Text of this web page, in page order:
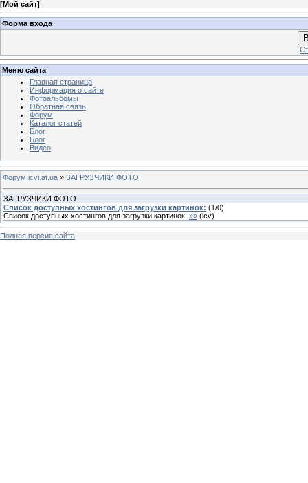
[Мой сайт]
Форма входа
Меню сайта
Главная страница
Информация о сайте
Фотоальбомы
Обратная связь
Форум
Каталог статей
Блог
Блог
Видео
Форум icvi.at.ua » ЗАГРУЗЧИКИ ФОТО
ЗАГРУЗЧИКИ ФОТО
Список доступных хостингов для загрузки картинок: (1/0)
Список доступных хостингов для загрузки картинок: »» (icv)
Полная версия сайта